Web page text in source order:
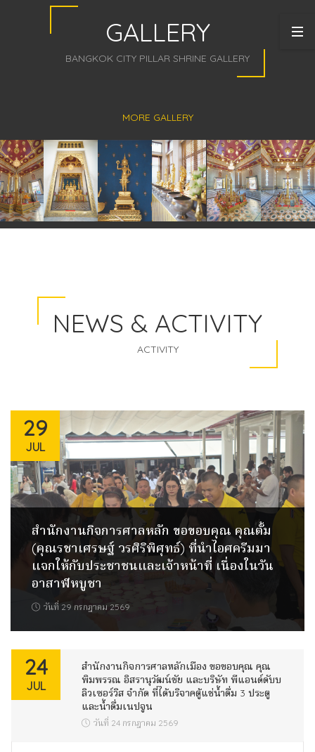
GALLERY
BANGKOK CITY PILLAR SHRINE GALLERY
MORE GALLERY
NEWS & ACTIVITY
ACTIVITY
29
JUL
สำนักงานกิจการศาลหลัก ขอขอบคุณ คุณตั้ม
(คุณรชาเศรษฐ์ วรศิริพิศุทธ์) ที่นำไอศครีมมา
แจกให้กับประชาชนและเจ้าหน้าที่ เนื่องในวัน
อาสาฬหบูชา
วันที่ 29 กรกฎาคม 2569
24
JUL
สำนักงานกิจการศาลหลักเมือง ขอขอบคุณ คุณ
พิมพรรณ อิสรานุวัฒน์ชัย และบริษัท พีแอนด์ดับบ
ลิวเซอร์วิส จำกัด ที่ได้บริจาคตู้แช่น้ำดื่ม 3 ประตู
และน้ำดื่มเนปจูน
วันที่ 24 กรกฎาคม 2569